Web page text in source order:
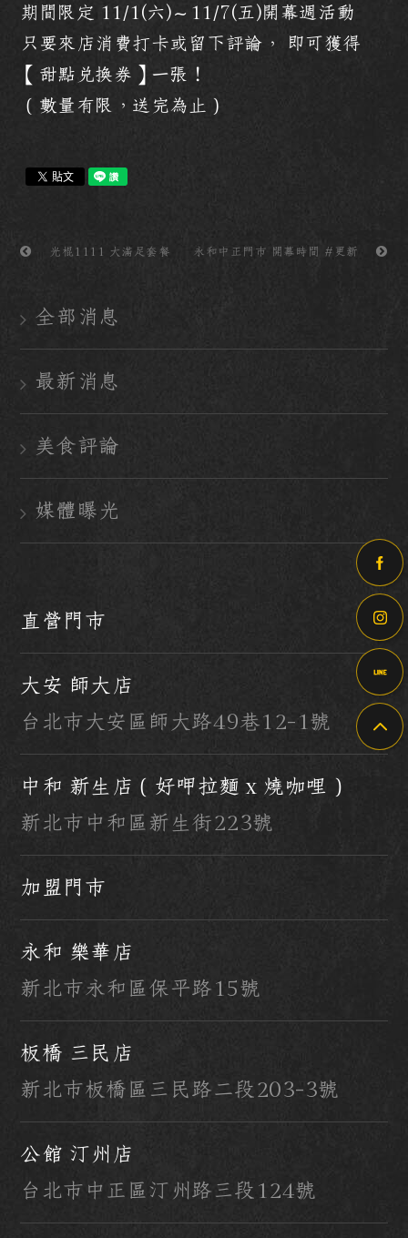
期間限定 11/1(六)～11/7(五)開幕週活動
只要來店消費打卡或留下評論， 即可獲得
【甜點兌換券】一張！
（數量有限，送完為止）
光棍1111 大滿足套餐 永和中正門市 開幕時間 #更新
全部消息
最新消息
美食評論
媒體曝光
直營門市
大安 師大店
台北市大安區師大路49巷12-1號
中和 新生店（好呷拉麵 x 燒咖哩）
新北市中和區新生街223號
加盟門市
永和 樂華店
新北市永和區保平路15號
板橋 三民店
新北市板橋區三民路二段203-3號
公館 汀州店
台北市中正區汀州路三段124號